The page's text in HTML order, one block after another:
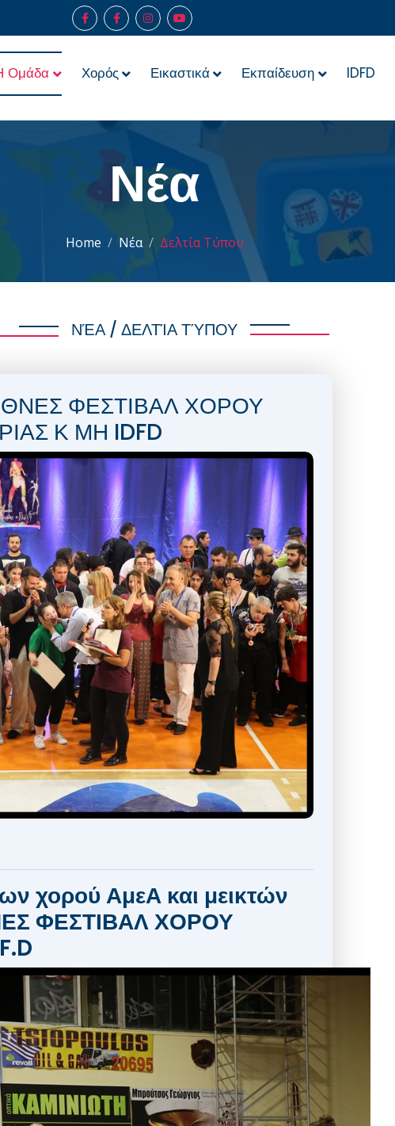
Ομάδα Χορός Εικαστικά Εκπαίδευση IDFD
Νέα
Home Νέα Δελτία Τύπου
ΝΈΑ / ΔΕΛΤΊΑ ΤΎΠΟΥ
ΦΕΣΤΙΒΑΛ ΧΟΡΟΥ
Κ ΜΗ IDFD
χορού ΑμεΑ και μεικτών
ΦΕΣΤΙΒΑΛ ΧΟΡΟΥ